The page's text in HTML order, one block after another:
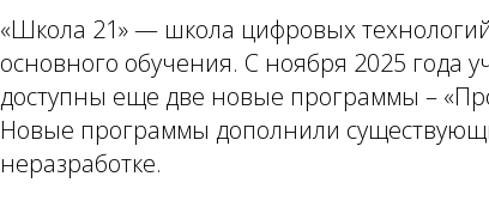
«Школа 21» — школа цифровых
основного обучения. С ноября 2025 года
доступны еще две новые программы –
Новые программы дополнили
неразработке.